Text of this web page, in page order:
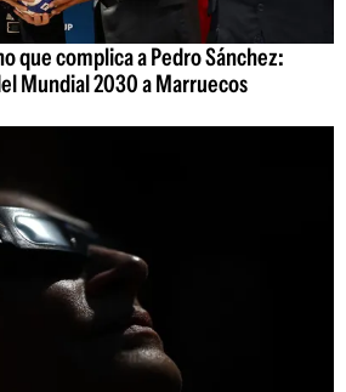
que complica a Pedro Sánchez:
Mundial 2030 a Marruecos